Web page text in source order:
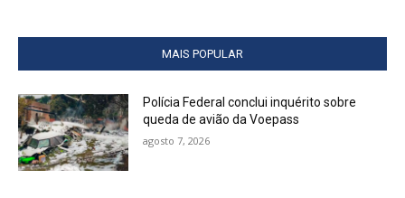
MAIS POPULAR
Polícia Federal conclui inquérito sobre
queda de avião da Voepass
agosto 7, 2026